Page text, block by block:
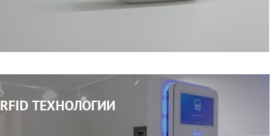
RFID ТЕХНОЛОГИИ